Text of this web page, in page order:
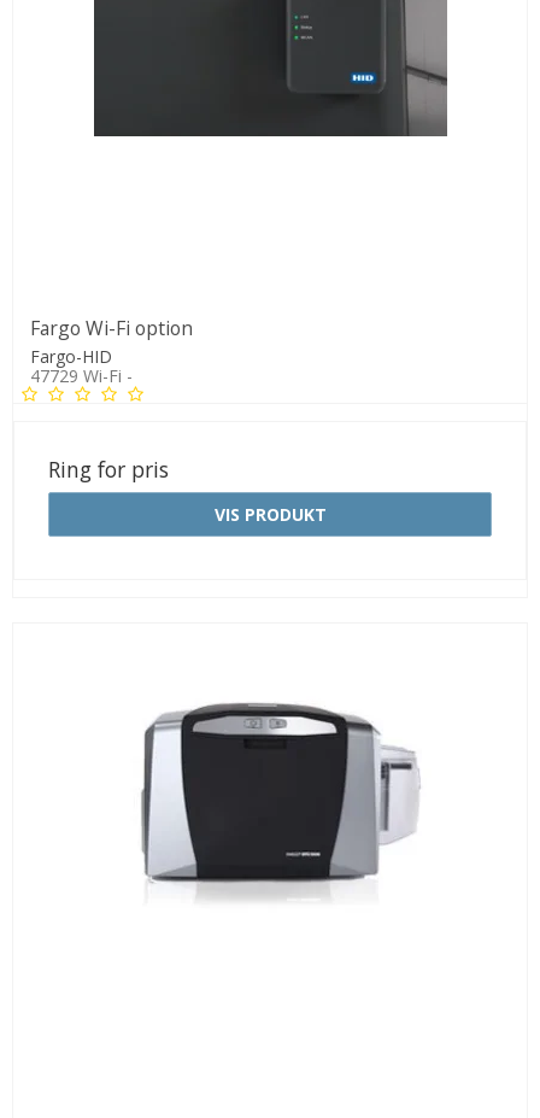
Fargo Wi-Fi option
Fargo-HID
47729 Wi-Fi -
Ring for pris
VIS PRODUKT